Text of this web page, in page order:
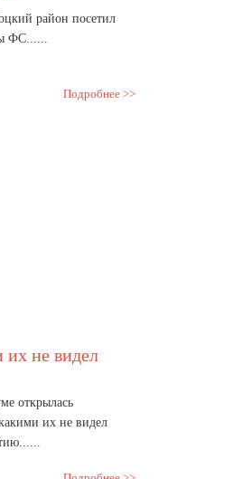
район посетил
ФС......
Подробнее >>
их не видел
открылась
их не видел